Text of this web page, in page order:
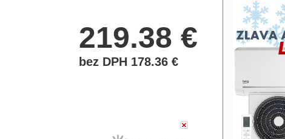
219.38€
bez DPH 178.36€